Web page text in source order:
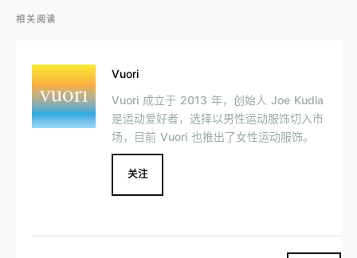
相关阅读
Vuori
Vuori 成立于 2013 年，创始人 Joe Kudla
是运动爱好者，选择以男性运动服饰切入市
场，目前 Vuori 也推出了女性运动服饰。
关注